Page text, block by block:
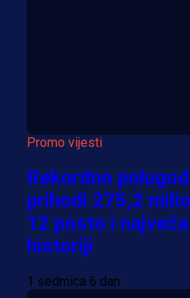
Promo vijesti
Rekordno
prihodi 275,2
12 posto i
historiji
1 sedmica 6 dan